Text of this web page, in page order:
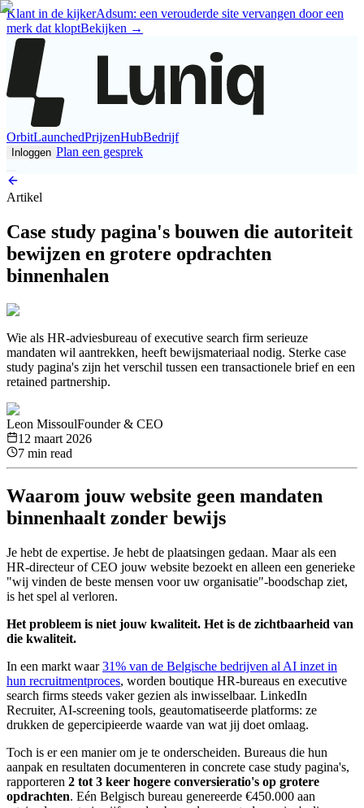
Klant in de kijkerAdsum: een verouderde site vervangen door een
merk dat kloptBekijken →
OrbitLaunchedPrijzenHubBedrijf
Inloggen Plan een gesprek
Artikel
Case study pagina's bouwen die autoriteit
bewijzen en grotere opdrachten
binnenhalen
Wie als HR-adviesbureau of executive search firm serieuze
mandaten wil aantrekken, heeft bewijsmateriaal nodig. Sterke case
study pagina's zijn het verschil tussen een transactionele brief en een
retained partnership.
Leon MissoulFounder & CEO
12 maart 2026
7 min read
Waarom jouw website geen mandaten
binnenhaalt zonder bewijs
Je hebt de expertise. Je hebt de plaatsingen gedaan. Maar als een
HR-directeur of CEO jouw website bezoekt en alleen een generieke
"wij vinden de beste mensen voor uw organisatie"-boodschap ziet,
is het spel al verloren.
Het probleem is niet jouw kwaliteit. Het is de zichtbaarheid van
die kwaliteit.
In een markt waar31% van de Belgische bedrijven al AI inzet in
hun recruitmentproces, worden boutique HR-bureaus en executive
search firms steeds vaker gezien als inwisselbaar. LinkedIn
Recruiter, AI-screening tools, geautomatiseerde platforms: ze
drukken de gepercipieerde waarde van wat jij doet omlaag.
Toch is er een manier om je te onderscheiden. Bureaus die hun
aanpak en resultaten documenteren in concrete case study pagina's,
rapporteren 2 tot 3 keer hogere conversieratio's op grotere
opdrachten. Eén Belgisch bureau genereerde €450.000 aan